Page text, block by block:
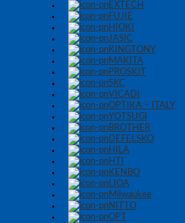
EXTECH
FUJIE
HIOKI
JASIC
KINGTONY
MAKITA
PROSKIT
SKC
VICADI
OPTIKA – ITALY
YOTSUGI
BROTHER
DEFELSKO
HILA
HTI
KENBO
LIOA
Milwaukee
NITTO
OPT